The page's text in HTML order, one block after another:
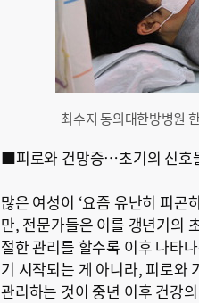
최수지 동의대한방병원
■피로와 건망증…초기의 신호
많은 여성이 ‘요즘 유난히 피곤
만, 전문가들은 이를 갱년기의
절한 관리를 할수록 이후 나타
기 시작되는 게 아니라, 피로와
관리하는 것이 중년 이후 건강